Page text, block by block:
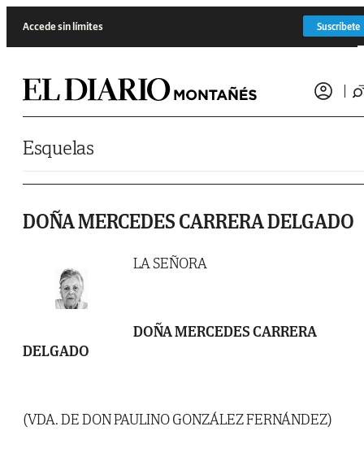
Accede sin límites Suscríbete
Esquelas
DOÑA MERCEDES CARRERA DELGADO
LA SEÑORA
DOÑA MERCEDES CARRERA
DELGADO
(VDA. DE DON PAULINO GONZÁLEZ FERNÁNDEZ)